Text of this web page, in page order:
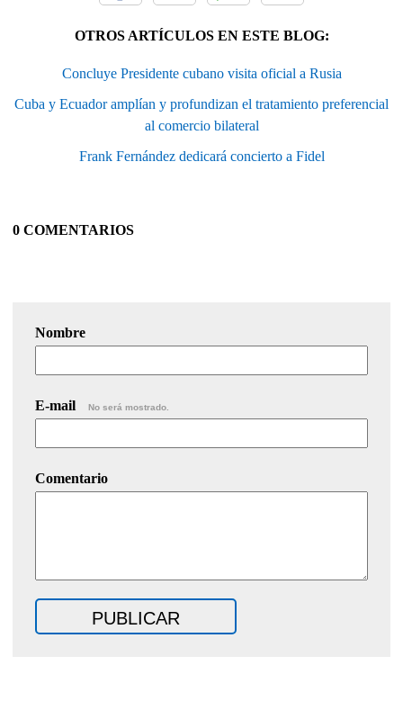
OTROS ARTÍCULOS EN ESTE BLOG:
Concluye Presidente cubano visita oficial a Rusia
Cuba y Ecuador amplían y profundizan el tratamiento preferencial
al comercio bilateral
Frank Fernández dedicará concierto a Fidel
0 COMENTARIOS
Nombre
E-mail No será mostrado.
Comentario